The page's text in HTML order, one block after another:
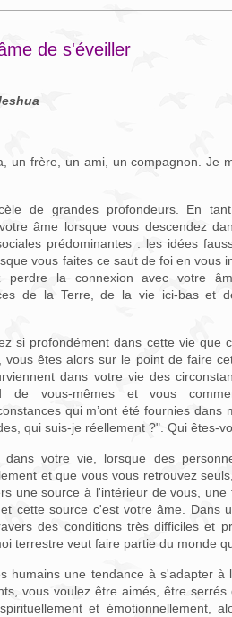
de s'éveiller
un frère, un ami, un compagnon. Je
de grandes profondeurs. En
âme lorsque vous descendez
prédominantes : les idées
vous faites ce saut de foi en vous
perdre la connexion avec votre
de la Terre, de la vie ici-bas et
si profondément dans cette vie que
vous êtes alors sur le point de faire
dans votre vie des
de vous-mêmes et vous
qui m’ont été fournies dans
qui suis-je réellement ?". Qui êtes-
dans votre vie, lorsque des
et que vous vous retrouvez
une source à l'intérieur de vous, une
cette source c'est votre âme. Dans
des conditions très difficiles et
terrestre veut faire partie du monde
humains une tendance à s'adapter à
vous voulez être aimés, être
et émotionnellement,